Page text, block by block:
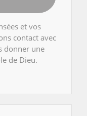
et vos
contact avec
donner une
de Dieu.